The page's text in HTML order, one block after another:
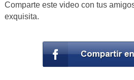
Comparte este video con tus
exquisita.